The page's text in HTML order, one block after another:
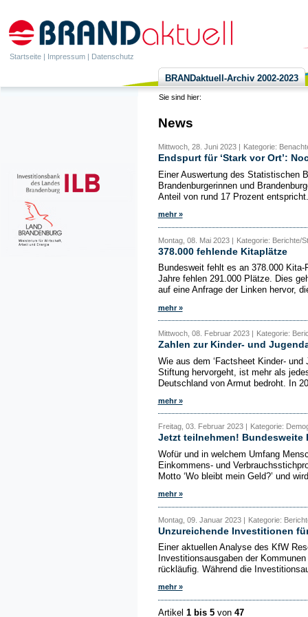
Startseite | Impressum | Datenschutz
BRANDaktuell-Archiv 2002-2023
Sie sind hier:
News
Mittwoch, 28. Juni 2023 | Kategorie:
Endspurt für ‘Stark vor Ort’:
Einer Auswertung des Statistischen
Brandenburgerinnen und
Anteil von rund 17 Prozent
mehr »
Montag, 08. Mai 2023 | Kategorie: Berichte/
378.000 fehlende Kitaplätze
Bundesweit fehlt es an 378.000
Jahre fehlen 291.000 Plätze. Dies
auf eine Anfrage der Linken hervor,
mehr »
Mittwoch, 08. Februar 2023 | Kategorie:
Zahlen zur Kinder- und
Wie aus dem ‘Factsheet Kinder-
Stiftung hervorgeht, ist mehr als
Deutschland von Armut bedroht. In
mehr »
Freitag, 03. Februar 2023 | Kategorie:
Jetzt teilnehmen! Bundesweite
Wofür und in welchem Umfang
Einkommens- und
Motto ‘Wo bleibt mein Geld?’ und
mehr »
Montag, 09. Januar 2023 | Kategorie:
Unzureichende Investitionen
Einer aktuellen Analyse des KfW
Investitionsausgaben der
rückläufig. Während die
mehr »
Artikel 1 bis 5von 47